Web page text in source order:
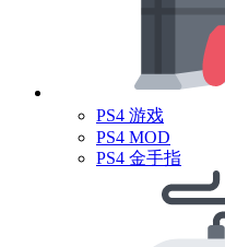
PS4 游戏
PS4 MOD
PS4 金手指